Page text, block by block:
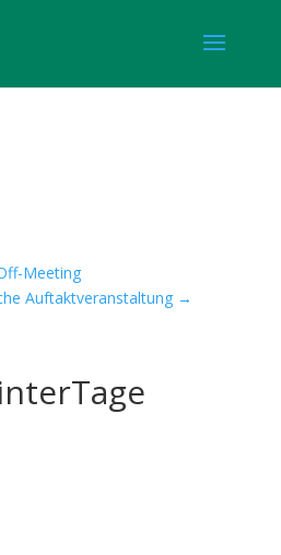
Meeting
Auftaktveranstaltung →